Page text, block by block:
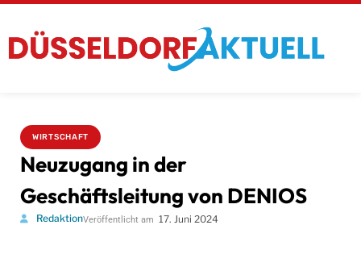
WIRTSCHAFT
Neuzugang in der
Geschäftsleitung von DENIOS
RedaktionVeröffentlicht am 17. Juni 2024